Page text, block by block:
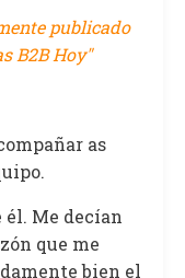
publicado
B2B Hoy"
as
él. Me decían
que me
bien el